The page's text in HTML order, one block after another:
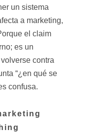
un sistema
a marketing,
el claim
es un
contra
“¿en qué se
confusa.